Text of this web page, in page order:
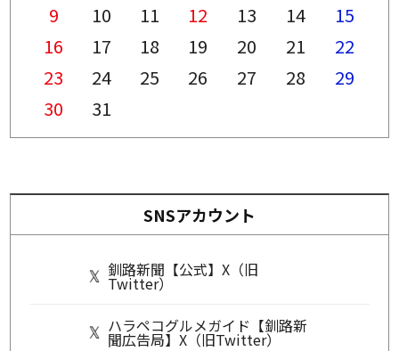
9
10 11 12 13 14
15
16
17 18 19 20 21
22
23
24 25 26 27 28
29
30
31
SNSアカウント
釧路新聞【公式】X（旧
Twitter）
ハラペコグルメガイド【釧路新
聞広告局】X（旧Twitter）